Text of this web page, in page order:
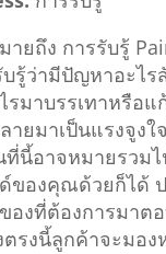
ายถึง การรับรู้
รู้ว่ามีปัญหาอะไร
รมาบรรเทาหรือแ
ยมาเป็นแรงจูงใ
นี้อาจหมายรวมไ
ของคุณด้วยก็ได้
องที่ต้องการมาต
รงนี้ลูกค้าจะมอง
าได้ เราเองก็มีปั